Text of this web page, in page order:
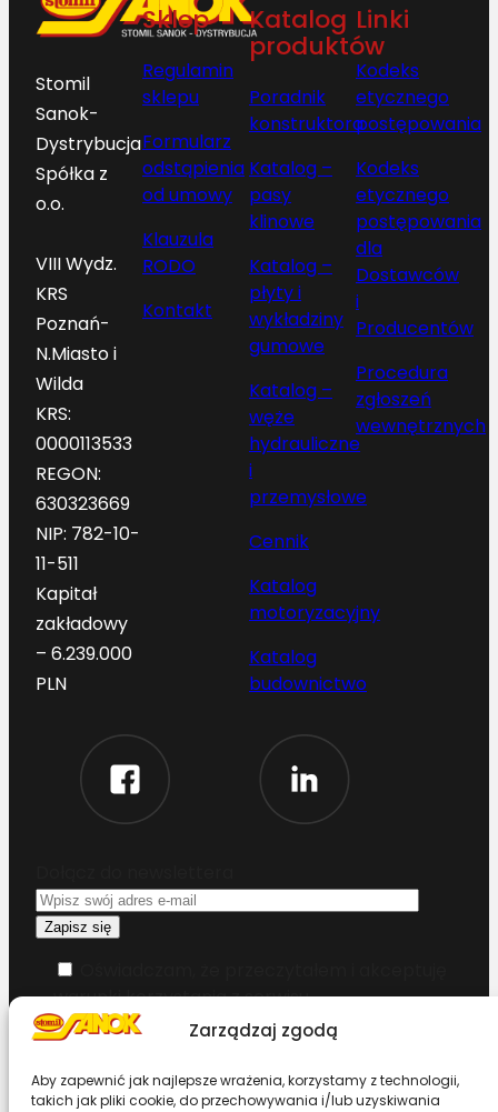
Zarządzaj zgodą
Aby zapewnić jak najlepsze wrażenia, korzystamy z technologii,
takich jak pliki cookie, do przechowywania i/lub uzyskiwania
Stomil
Sanok-
Dystrybucja
Spółka z
o.o.
VIII Wydz.
KRS
Poznań-
N.Miasto i
Wilda
KRS:
0000113533
REGON:
630323669
NIP: 782-10-
11-511
Kapitał
zakładowy
– 6.239.000
PLN
Sklep
Regulamin
sklepu
Formularz
odstąpienia
od umowy
Klauzula
RODO
Kontakt
Katalog
produktów
Poradnik
konstruktora
Katalog –
pasy
klinowe
Katalog –
płyty i
wykładziny
gumowe
Katalog –
węże
hydrauliczne
i
przemysłowe
Cennik
Katalog
motoryzacyjny
Katalog
budownictwo
Linki
Kodeks
etycznego
postępowania
Kodeks
etycznego
postępowania
dla
Dostawców
i
Producentów
Procedura
zgłoszeń
wewnętrznych
warunki korzystania z serwisu